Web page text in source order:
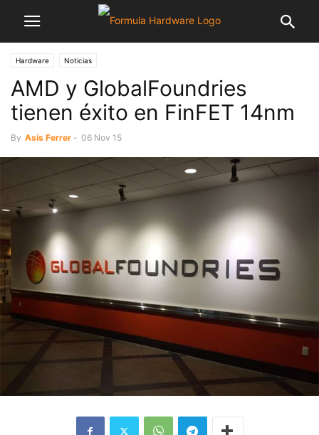
Hardware Noticias
AMD y GlobalFoundries
tienen éxito en FinFET 14nm
By Asis Ferrer - 06 Nov 15